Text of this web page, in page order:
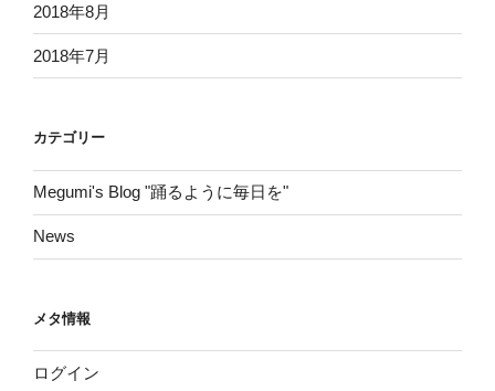
2018年8月
2018年7月
カテゴリー
Megumi's Blog "踊るように毎日を"
News
メタ情報
ログイン